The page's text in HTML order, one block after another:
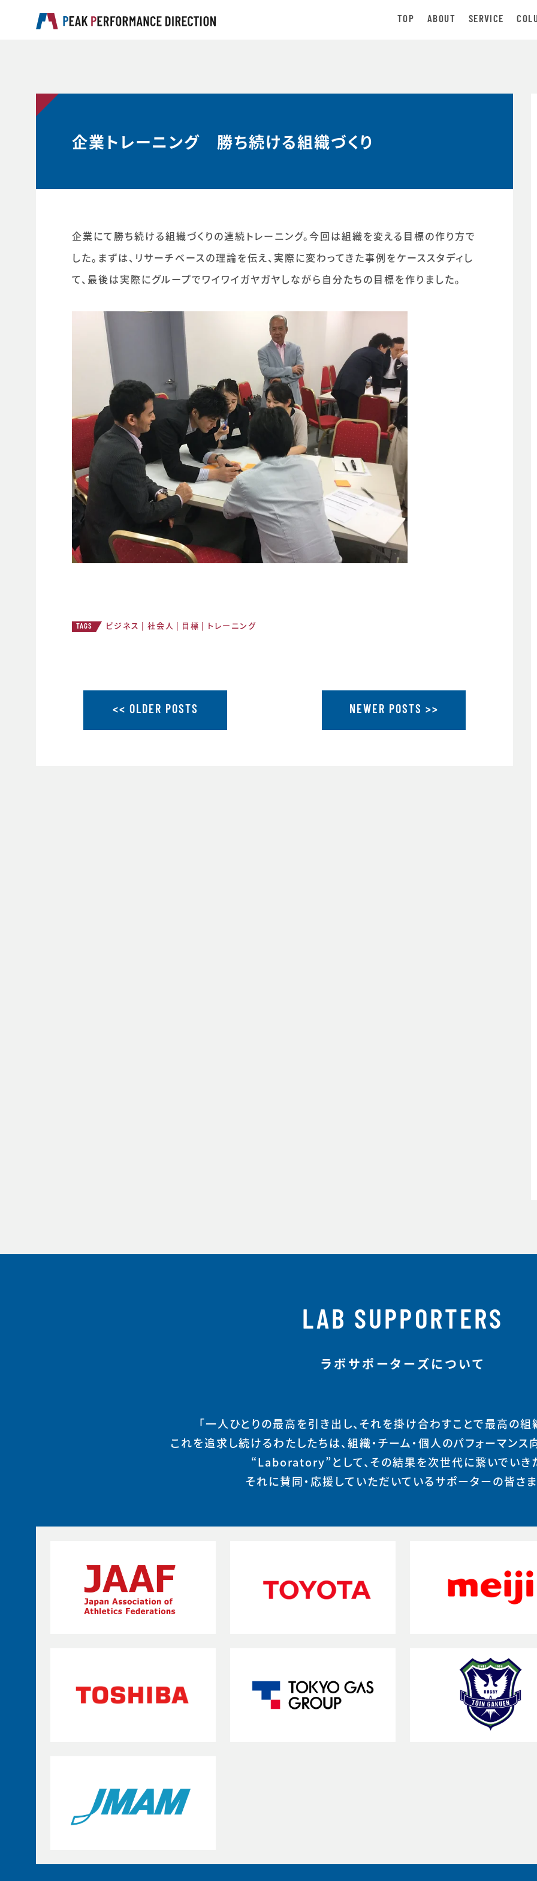
TOP ABOUT SERVICE
企業トレーニング 勝ち続ける組織づくり
企業にて勝ち続ける組織づくりの連続トレーニング。今回は組織を変える目標の作り方で
した。まずは、リサーチベースの理論を伝え、実際に変わってきた事例をケーススタディし
て、最後は実際にグループでワイワイガヤガヤしながら自分たちの目標を作りました。
TAGS ビジネス 社会人 目標 トレーニング
NEWER POSTS >>
<< OLDER POSTS
LAB SUPPORTERS
ラボサポーターズについて
「一人ひとりの最高を引き出し、それを掛け合わすことで最高の組
これを追求し続けるわたしたちは、組織・チーム・個人のパフォーマン
“Laboratory”として、その結果を次世代に繋いでいき
それに賛同・応援していただいているサポーターの皆さ